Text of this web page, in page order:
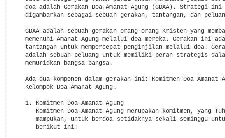
doa adalah Gerakan Doa Amanat Agung (GDAA). Strategi ini
digambarkan sebagai sebuah gerakan, tantangan, dan
GDAA adalah sebuah gerakan orang-orang Kristen yang
memenuhi Amanat Agung melalui doa mereka. Gerakan ini
tantangan untuk mempercepat penginjilan melalui doa.
adalah sebuah peluang untuk memiliki peran strategis
  memuridkan bangsa-bangsa.
Ada dua komponen dalam gerakan ini: Komitmen Doa Amanat
  Kelompok Doa Amanat Agung.
  1. Komitmen Doa Amanat Agung
Komitmen Doa Amanat Agung merupakan komitmen, yang
mampukan, untuk berdoa setidaknya sekali seminggu
     berikut ini: